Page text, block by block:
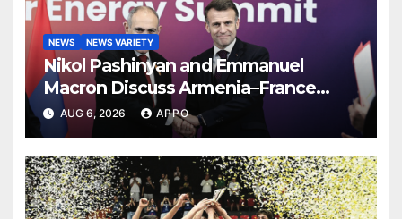
NEWS NEWS VARIETY
Nikol Pashinyan and Emmanuel
Macron Discuss Armenia–France
Strategic Partnership
AUG 6, 2026 APPO